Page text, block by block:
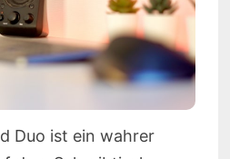
Duo ist ein wahrer